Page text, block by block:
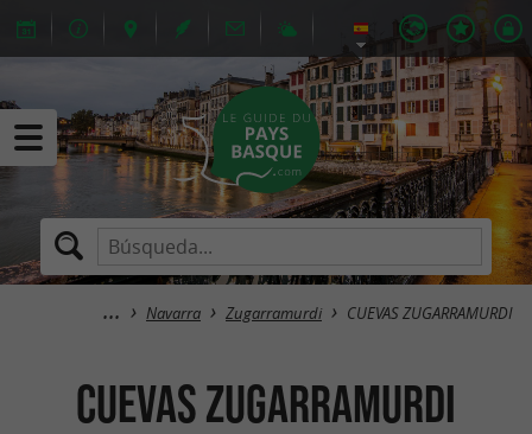
Navarra Zugarramurdi CUEVAS ZUGARRAMURDI
CUEVAS ZUGARRAMURDI